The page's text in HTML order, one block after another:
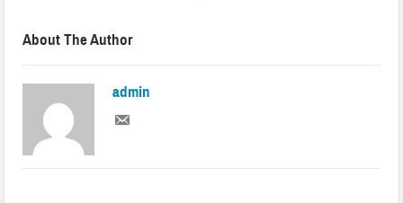
About The Author
admin